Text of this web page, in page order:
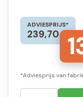
ADVIESPRIJS*
239,70
*Adviesprijs van